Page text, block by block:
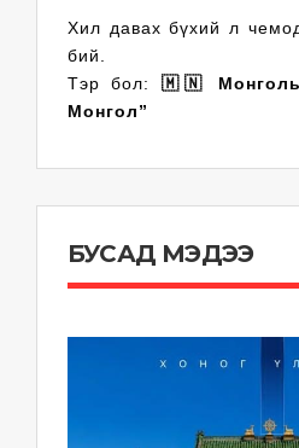
Хил давах бүхий л
бий.
Тэр бол: 🇲🇳
Монгол”
БУСАД МЭДЭЭ